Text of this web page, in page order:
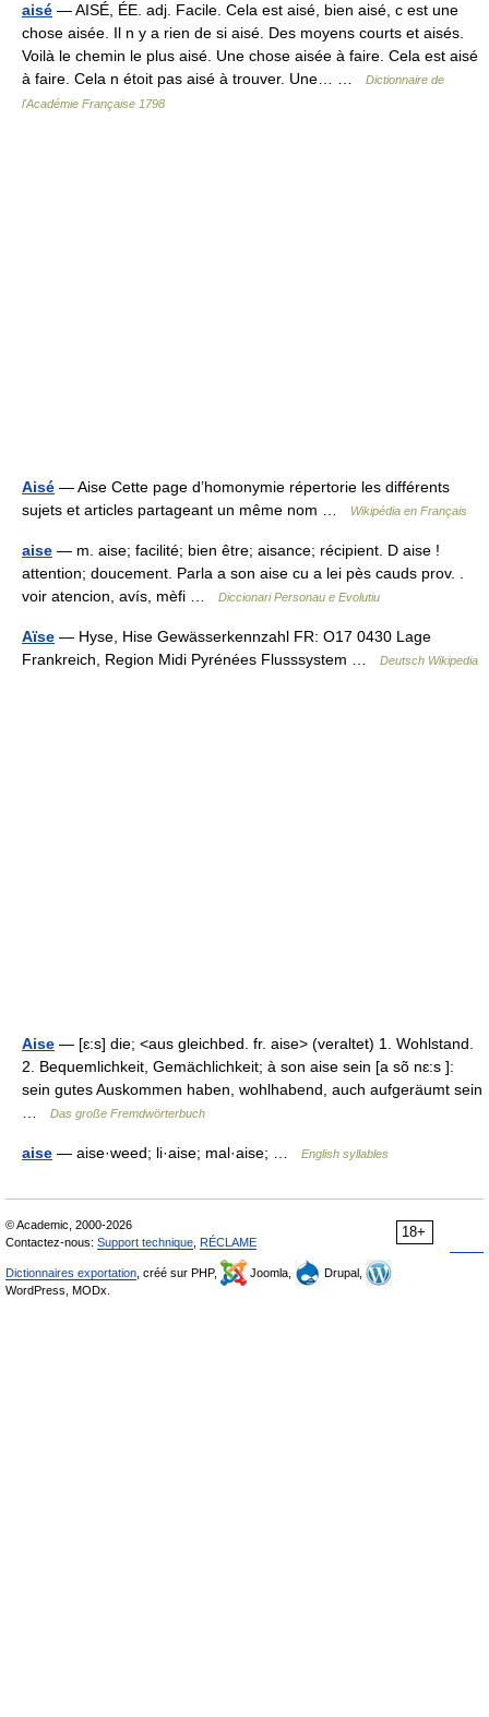
aisé — AISÉ, ÉE. adj. Facile. Cela est aisé, bien aisé, c est une
chose aisée. Il n y a rien de si aisé. Des moyens courts et aisés.
Voilà le chemin le plus aisé. Une chose aisée à faire. Cela est aisé
à faire. Cela n étoit pas aisé à trouver. Une… …
Dictionnaire de
l'Académie Française 1798
Aisé — Aise Cette page d’homonymie répertorie les différents
sujets et articles partageant un même nom …
Wikipédia en Français
aise — m. aise; facilité; bien être; aisance; récipient. D aise !
attention; doucement. Parla a son aise cu a lei pès cauds prov. .
voir atencion, avís, mèfi …
Diccionari Personau e Evolutiu
Aïse — Hyse, Hise Gewässerkennzahl FR: O17 0430 Lage
Frankreich, Region Midi Pyrénées Flusssystem …
Deutsch Wikipedia
Aise — [ɛ:s] die; <aus gleichbed. fr. aise> (veraltet) 1. Wohlstand.
2. Bequemlichkeit, Gemächlichkeit; à son aise sein [a sõ nɛ:s ]:
sein gutes Auskommen haben, wohlhabend, auch aufgeräumt sein
Das große Fremdwörterbuch
aise — aise·weed; li·aise; mal·aise; … English syllables
18+
© Academic, 2000-2026
Contactez-nous: Support technique RÉCLAME
Dictionnaires exportation , créé sur PHP, Joomla,
Drupal,
WordPress, MODx.